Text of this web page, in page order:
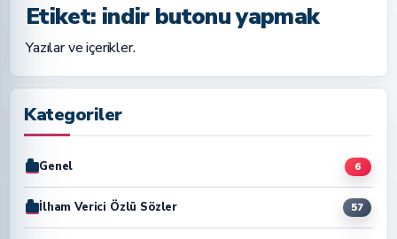
Etiket: indir butonu yapmak
Yazılar ve içerikler.
Kategoriler
Genel 6
İlham Verici Özlü Sözler 57